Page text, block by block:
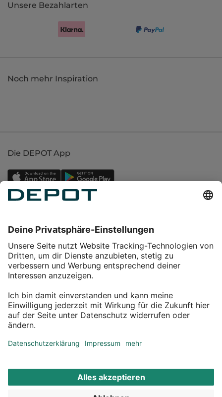
Unsere Bezahlarten
Noch mehr Inspiration
Die DEPOT App
Service
Über DEPOT
Kontakt
Aktionsbedingungen